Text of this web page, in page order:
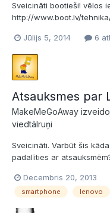
Sveicināti bootieši! vēlos
http://www.boot.lv/
manijis šo pārdošanā?
iegādāties!
Jūlijs 5, 2014 6
Atsauksmes par
MakeMeGoAway
viedtālruņi
Sveicināti. Varbūt šis
padalīties ar
Decembris 20, 2013
smartphone lenovo